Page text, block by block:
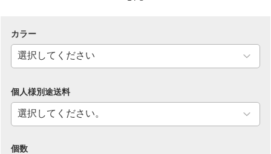
カラー
個人様別途送料
個数